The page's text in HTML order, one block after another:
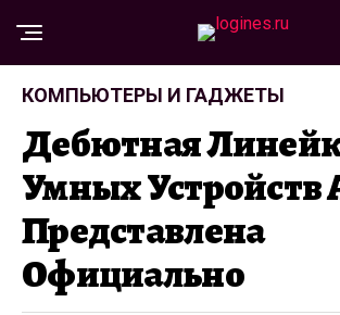
КОМПЬЮТЕРЫ И ГАДЖЕТЫ
Дебютная
Умных Устройств
Представлена
Официально